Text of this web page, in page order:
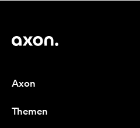
Axon
Über uns
Themen